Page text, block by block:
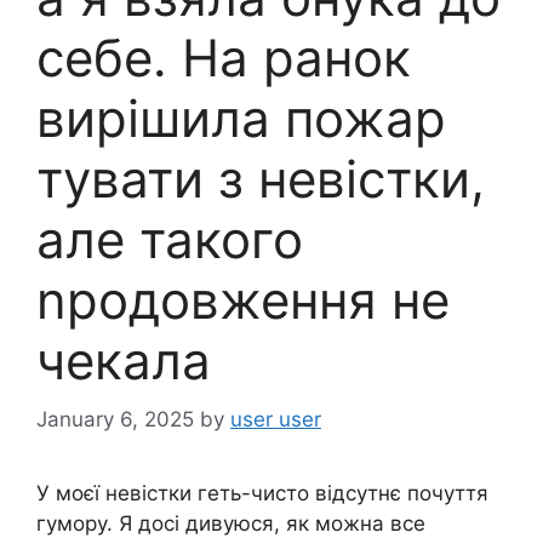
себе. На ранок
вирішила пожар
тувати з невістки,
але такого
nродовження не
чекала
January 6, 2025 by user user
У моєї невістки геть-чисто відсутнє почуття
гумору. Я досі дивуюся, як можна все